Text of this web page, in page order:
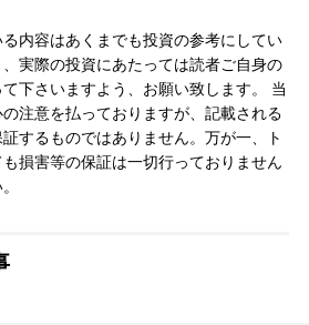
内容はあくまでも投資の参考にしてい
実際の投資にあたっては読者ご自身の
下さいますよう、お願い致します。 当
注意を払っておりますが、記載される
するものではありません。万が一、ト
損害等の保証は一切行っておりません